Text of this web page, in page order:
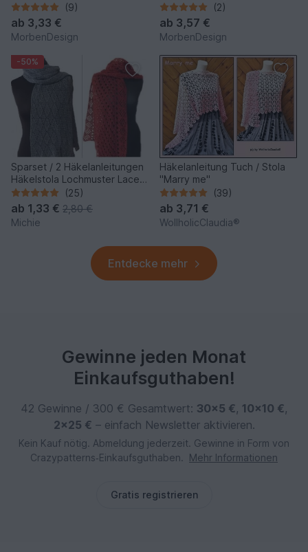
(9)
ab 3,33 €
MorbenDesign
(2)
ab 3,57 €
MorbenDesign
-50%
Sparset / 2 Häkelanleitungen
Häkelstola Lochmuster Lace
Kisajata Memoralasi
(25)
ab 1,33 € 2,80 €
Michie
Häkelanleitung Tuch / Stola
"Marry me"
(39)
ab 3,71 €
WollholicClaudia®
Entdecke mehr
Gewinne jeden Monat
Einkaufsguthaben!
42 Gewinne / 300 € Gesamtwert: 30×5 €, 10×10 €,
2×25 € – einfach Newsletter aktivieren.
Kein Kauf nötig. Abmeldung jederzeit. Gewinne in Form von
Crazypatterns‑Einkaufsguthaben.
Mehr Informationen
Gratis registrieren